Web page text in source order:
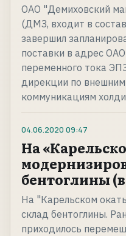
ОАО "Демиховский
(ДМЗ, входит в
завершил
поставки в адрес
переменного тока
дирекции по
коммуникациям
04.06.2020 09:47
На
бентоглины
На "Карельском
склад бентоглины.
приходилось